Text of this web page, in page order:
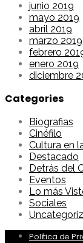
junio 2019
mayo 2019
abril 2019
marzo 2019
febrero
enero 2019
diciembre
Categories
Biografias
Cinéfilo
Cultura en
Destacado
Detrás del
Eventos
Lo más
Sociales
Política de